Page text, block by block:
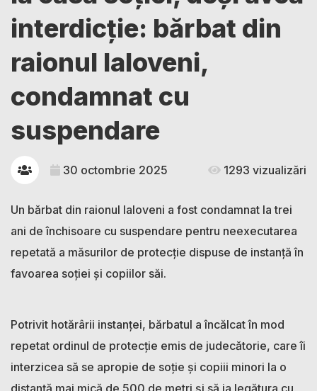
interdicție: bărbat din
raionul Ialoveni,
condamnat cu
suspendare
30 octombrie 2025 1293 vizualizări
Un bărbat din raionul Ialoveni a fost condamnat la trei
ani de închisoare cu suspendare pentru neexecutarea
repetată a măsurilor de protecție dispuse de instanță în
favoarea soției și copiilor săi.
Potrivit hotărârii instanței, bărbatul a încălcat în mod
repetat ordinul de protecție emis de judecătorie, care îi
interzicea să se apropie de soție și copiii minori la o
distanță mai mică de 500 de metri și să ia legătura cu